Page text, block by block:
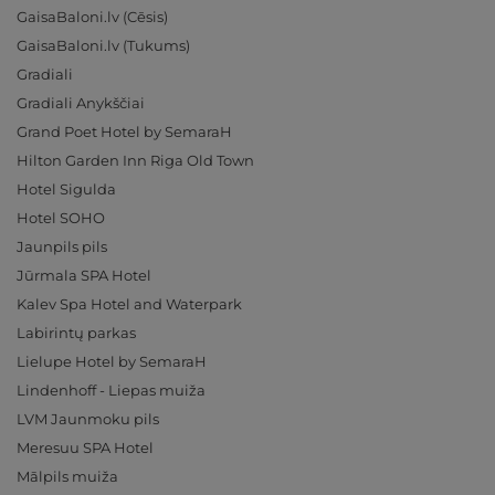
GaisaBaloni.lv (Cēsis)
GaisaBaloni.lv (Tukums)
Gradiali
Gradiali Anykščiai
Grand Poet Hotel by SemaraH
Hilton Garden Inn Riga Old Town
Hotel Sigulda
Hotel SOHO
Jaunpils pils
Jūrmala SPA Hotel
Kalev Spa Hotel and Waterpark
Labirintų parkas
Lielupe Hotel by SemaraH
Lindenhoff - Liepas muiža
LVM Jaunmoku pils
Meresuu SPA Hotel
Mālpils muiža